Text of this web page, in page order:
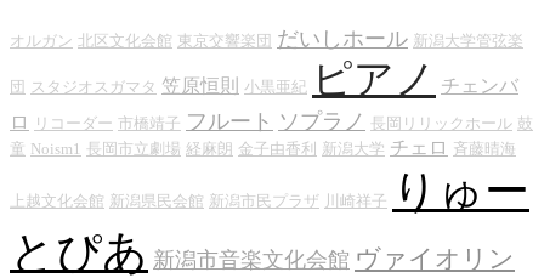
オルガン 北区文化会館 東京交響楽団 だいしホール 新潟大学管弦楽
団 スタジオスガマタ 笠原恒則 小黒亜紀 ピアノ
チェンバ
ロ
リコーダー 市橋靖子 フルート ソプラノ 長岡リリックホール 鼓
童 Noism1 長岡市立劇場 経麻朗 金子由香利 新潟大学 チェロ 斉藤晴海
上越文化会館 新潟県民会館 新潟市民プラザ 川崎祥子
りゅー
とぴあ 新潟市音楽文化会館 ヴァイオリン